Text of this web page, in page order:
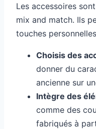
Les accessoires
mix and match. Ils
touches
Choisis des
donner du
ancienne sur
Intègre des
comme des
fabriqués à